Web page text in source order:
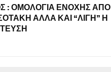
: ΟΜΟΛΟΓΙΑ ΕΝΟΧΗΣ ΑΠΟ
ΑΛΛΑ ΚΑΙ “ΛΙΓΗ” Η